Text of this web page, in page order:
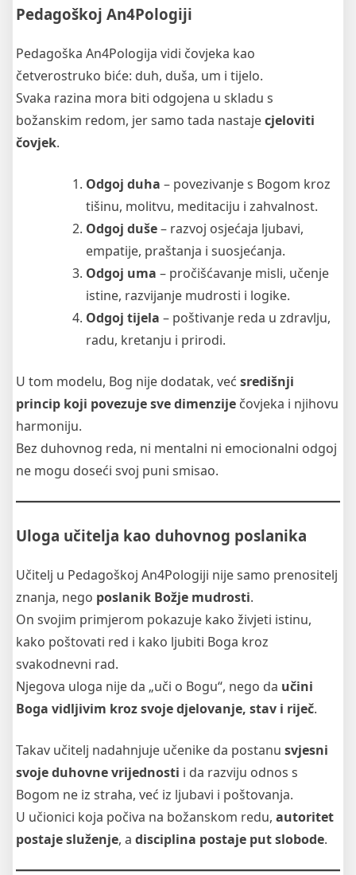
Pedagoškoj An4Pologiji
Pedagoška An4Pologija vidi čovjeka kao
četverostruko biće: duh, duša, um i tijelo.
Svaka razina mora biti odgojena u skladu s
božanskim redom, jer samo tada nastajecjeloviti
čovjek.
Odgoj duha – povezivanje s Bogom kroz
tišinu, molitvu, meditaciju i zahvalnost.
Odgoj duše– razvoj osjećaja ljubavi,
empatije, praštanja i suosjećanja.
Odgoj uma – pročišćavanje misli, učenje
istine, razvijanje mudrosti i logike.
Odgoj tijela – poštivanje reda u zdravlju,
radu, kretanju i prirodi.
U tom modelu, Bog nije dodatak, već središnji
princip koji povezuje sve dimenzije čovjeka i njihovu
harmoniju.
Bez duhovnog reda, ni mentalni ni emocionalni odgoj
ne mogu doseći svoj puni smisao.
Uloga učitelja kao duhovnog poslanika
Učitelj u Pedagoškoj An4Pologiji nije samo prenositelj
znanja, nego poslanik Božje mudrosti.
On svojim primjerom pokazuje kako živjeti istinu,
kako poštovati red i kako ljubiti Boga kroz
svakodnevni rad.
Njegova uloga nije da „uči o Bogu“, nego da učini
Boga vidljivim kroz svoje djelovanje, stav i riječ.
Takav učitelj nadahnjuje učenike da postanu svjesni
svoje duhovne vrijednosti i da razviju odnos s
Bogom ne iz straha, već iz ljubavi i poštovanja.
U učionici koja počiva na božanskom redu, autoritet
postaje služenje, a disciplina postaje put slobode.